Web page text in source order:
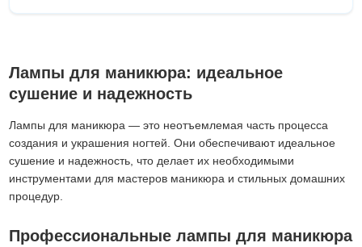
Лампы для маникюра: идеальное
сушение и надежность
Лампы для маникюра — это неотъемлемая часть процесса
создания и украшения ногтей. Они обеспечивают идеальное
сушение и надежность, что делает их необходимыми
инструментами для мастеров маникюра и стильных домашних
процедур.
Профессиональные лампы для маникюра